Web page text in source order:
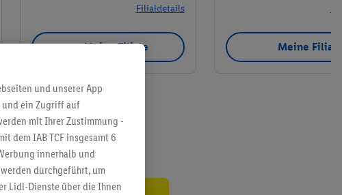
Filialdetails
Meine Filiale Meine
und unserer App
und ein Zugriff auf
mit Ihrer Zustimmung -
dem IAB TCF insgesamt 6
innerhalb und
durchgeführt, um
Lidl-Dienste über die Ihnen